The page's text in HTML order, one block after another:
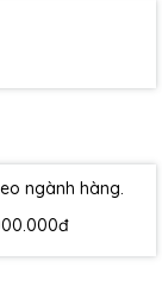
ngành hàng.